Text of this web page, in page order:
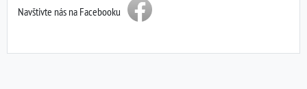
Navštivte nás na Facebooku